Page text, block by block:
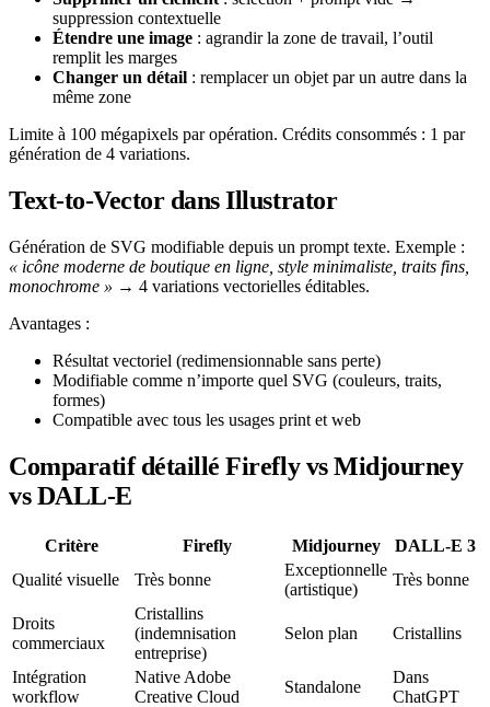
suppression contextuelle
Étendre une image : agrandir la zone de travail, l’outil
remplit les marges
Changer un détail : remplacer un objet par un autre dans la
même zone
Limite à 100 mégapixels par opération. Crédits consommés : 1 par
génération de 4 variations.
Text-to-Vector dans Illustrator
Génération de SVG modifiable depuis un prompt texte. Exemple :
« icône moderne de boutique en ligne, style minimaliste, traits fins,
monochrome » → 4 variations vectorielles éditables.
Avantages :
Résultat vectoriel (redimensionnable sans perte)
Modifiable comme n’importe quel SVG (couleurs, traits,
formes)
Compatible avec tous les usages print et web
Comparatif détaillé Firefly vs Midjourney
vs DALL-E
Critère Firefly Midjourney
DALL-E 3
Qualité visuelle
Très bonne
Exceptionnelle
(artistique)
Très bonne
Droits
commerciaux
Cristallins
(indemnisation
entreprise)
Selon plan Cristallins
Intégration
workflow
Native Adobe
Creative Cloud
Standalone
Dans
ChatGPT